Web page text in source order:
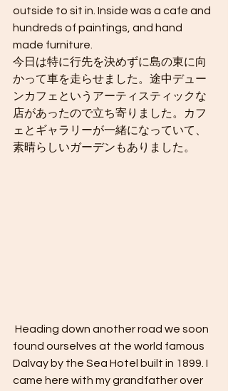
outside to sit in. Inside was a cafe and
hundreds of paintings, and hand
made furniture.
今日は特に行先を決めずに島の東に向
かって車を走らせました。途中デュー
ンカフェというアーティスティックな
店があったので立ち寄りました。カフ
ェとギャラリーが一緒になっていて、
素晴らしいガーデンもありました。
found ourselves at the world famous
Dalvay by the Sea Hotel built in 1899. I
came here with my grandfather over